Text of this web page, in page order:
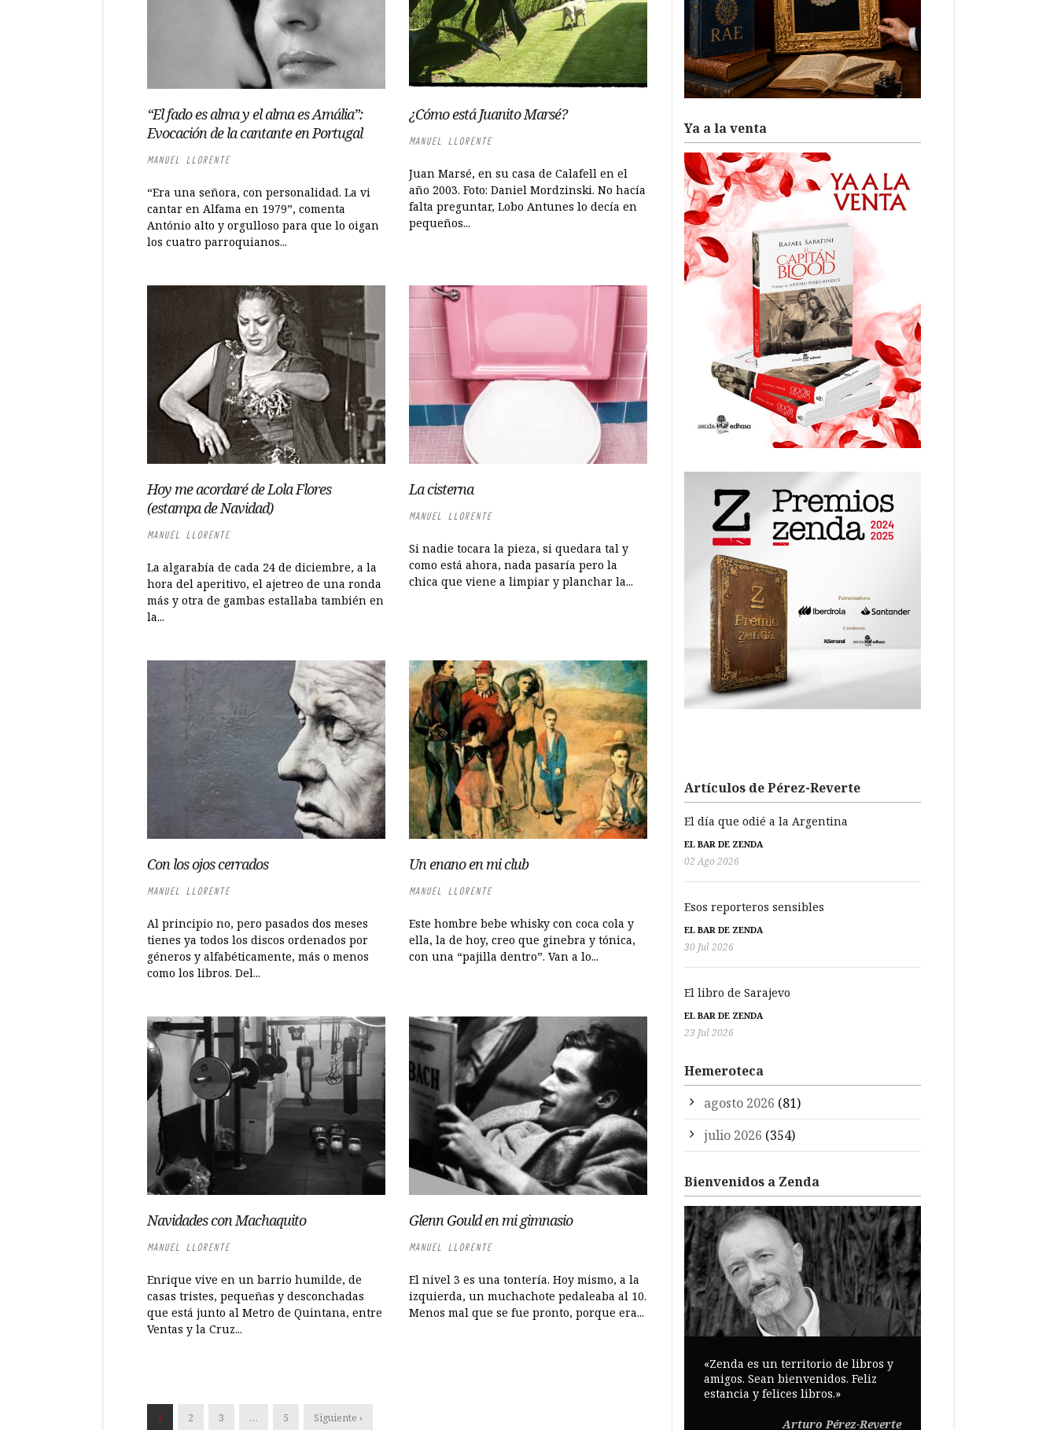
“El fado es alma y el alma es Amália”:
Evocación de la cantante en Portugal
MANUEL LLORENTE
“Era una señora, con personalidad. La vi
cantar en Alfama en 1979”, comenta
António alto y orgulloso para que lo oigan
los cuatro parroquianos...
¿Cómo está Juanito Marsé?
MANUEL LLORENTE
Juan Marsé, en su casa de Calafell en el
año 2003. Foto: Daniel Mordzinski. No hacía
falta preguntar, Lobo Antunes lo decía en
pequeños...
Hoy me acordaré de Lola Flores
(estampa de Navidad)
MANUEL LLORENTE
La algarabía de cada 24 de diciembre, a la
hora del aperitivo, el ajetreo de una ronda
más y otra de gambas estallaba también en
la...
La cisterna
MANUEL LLORENTE
Si nadie tocara la pieza, si quedara tal y
como está ahora, nada pasaría pero la
chica que viene a limpiar y planchar la...
Con los ojos cerrados
MANUEL LLORENTE
Al principio no, pero pasados dos meses
tienes ya todos los discos ordenados por
géneros y alfabéticamente, más o menos
como los libros. Del...
Un enano en mi club
MANUEL LLORENTE
Este hombre bebe whisky con coca cola y
ella, la de hoy, creo que ginebra y tónica,
con una “pajilla dentro”. Van a lo...
Navidades con Machaquito
MANUEL LLORENTE
Enrique vive en un barrio humilde, de
casas tristes, pequeñas y desconchadas
que está junto al Metro de Quintana, entre
Ventas y la Cruz...
Glenn Gould en mi gimnasio
MANUEL LLORENTE
El nivel 3 es una tontería. Hoy mismo, a la
izquierda, un muchachote pedaleaba al 10.
Menos mal que se fue pronto, porque era...
1 2 3 … 5 Siguiente ›
Ya a la venta
Artículos de Pérez-Reverte
El día que odié a la Argentina
EL BAR DE ZENDA
02 Ago 2026
Esos reporteros sensibles
EL BAR DE ZENDA
30 Jul 2026
El libro de Sarajevo
EL BAR DE ZENDA
23 Jul 2026
Hemeroteca
agosto 2026 (81)
julio 2026 (354)
Bienvenidos a Zenda
«Zenda es un territorio de libros y
amigos. Sean bienvenidos. Feliz
estancia y felices libros.»
Arturo Pérez-Reverte